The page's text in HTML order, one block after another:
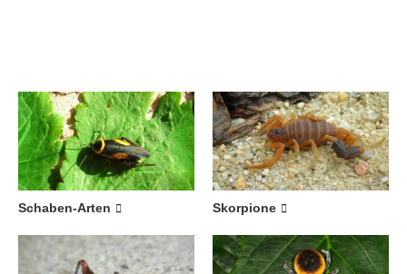
Schaben-Arten Skorpione